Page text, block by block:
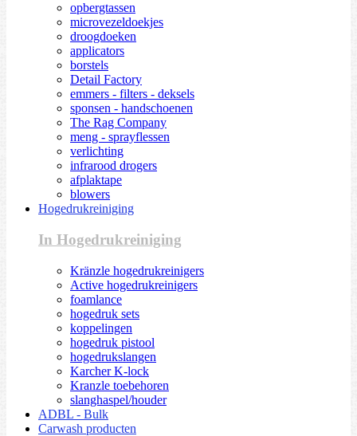
opbergtassen
microvezeldoekjes
droogdoeken
applicators
borstels
Detail Factory
emmers - filters - deksels
sponsen - handschoenen
The Rag Company
meng - sprayflessen
verlichting
infrarood drogers
afplaktape
blowers
Hogedrukreiniging
In Hogedrukreiniging
Kränzle hogedrukreinigers
Active hogedrukreinigers
foamlance
hogedruk sets
koppelingen
hogedruk pistool
hogedrukslangen
Karcher K-lock
Kranzle toebehoren
slanghaspel/houder
ADBL - Bulk
Carwash producten